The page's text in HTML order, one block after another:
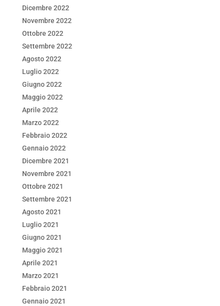
Dicembre 2022
Novembre 2022
Ottobre 2022
Settembre 2022
Agosto 2022
Luglio 2022
Giugno 2022
Maggio 2022
Aprile 2022
Marzo 2022
Febbraio 2022
Gennaio 2022
Dicembre 2021
Novembre 2021
Ottobre 2021
Settembre 2021
Agosto 2021
Luglio 2021
Giugno 2021
Maggio 2021
Aprile 2021
Marzo 2021
Febbraio 2021
Gennaio 2021